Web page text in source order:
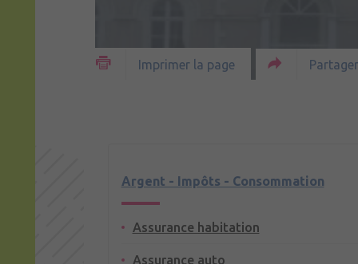
Imprimer la page
Argent - Impôts - Consommation
Assurance habitation
Assurance auto